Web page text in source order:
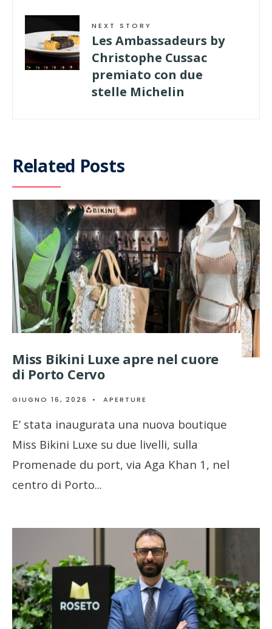
NEXT STORY
Les Ambassadeurs by
Christophe Cussac
premiato con due
stelle Michelin
Related Posts
Miss Bikini Luxe apre nel cuore
di Porto Cervo
GIUGNO 16, 2026 • APERTURE
E’ stata inaugurata una nuova boutique
Miss Bikini Luxe su due livelli, sulla
Promenade du port, via Aga Khan 1, nel
centro di Porto...